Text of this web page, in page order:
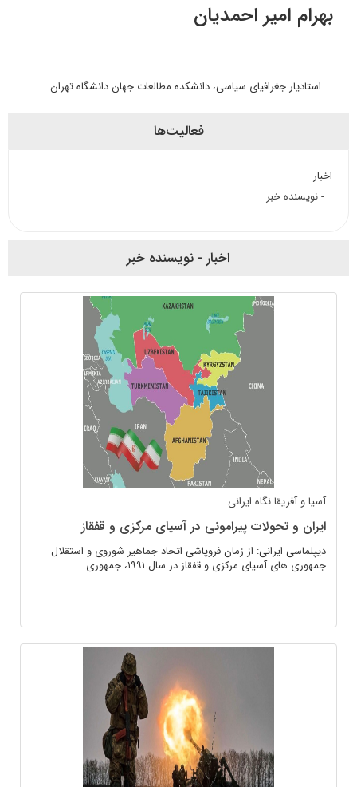
بهرام امیر احمدیان
استادیار جغرافیای سیاسی، دانشکده مطالعات جهان دانشگاه تهران
فعالیت‌ها
اخبار
- نویسنده خبر
اخبار - نویسنده خبر
آسیا و آفریقانگاه ایرانی
ایران و تحولات پیرامونی در آسیای مرکزی و قفقاز
دیپلماسی ایرانی: از زمان فروپاشی اتحاد جماهیر شوروی و استقلال
جمهوری های آسیای مرکزی و قفقاز در سال ۱۹۹۱، جمهوری ...